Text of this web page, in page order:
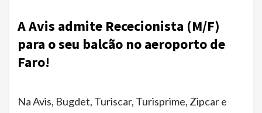
A Avis admite Rececionista (M/F)
para o seu balcão no aeroporto de
Faro!
Na Avis, Bugdet, Turiscar, Turisprime, Zipcar e